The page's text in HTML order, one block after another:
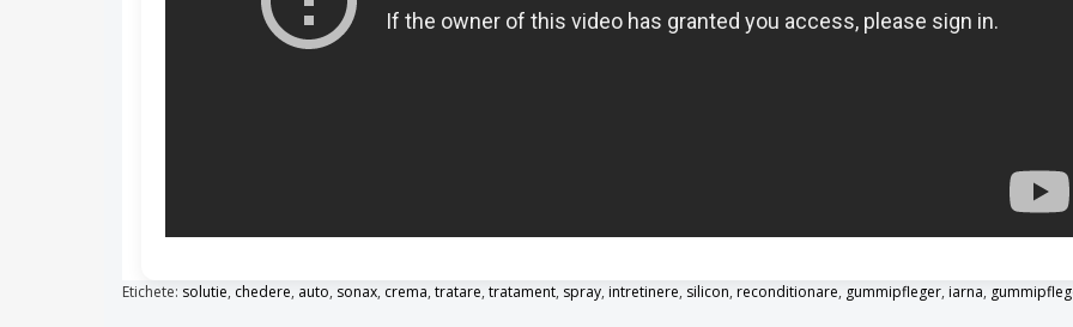
Etichete: solutie, chedere, auto, sonax, crema, tratare, tratament, spray, intretinere, silicon, reconditionare, gummipfleger, iarna,